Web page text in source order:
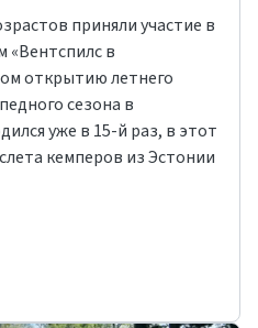
приняли участие в
«Вентспилс в
открытию летнего
сезона в
уже в 15-й раз, в этот
кемперов из Эстонии